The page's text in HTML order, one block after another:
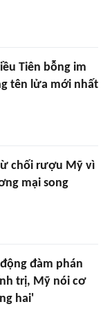
Tiên bỗng im
tên lửa mới nhất
chối rượu Mỹ vì
mại song
đàm phán
trị, Mỹ nói cơ
hai'